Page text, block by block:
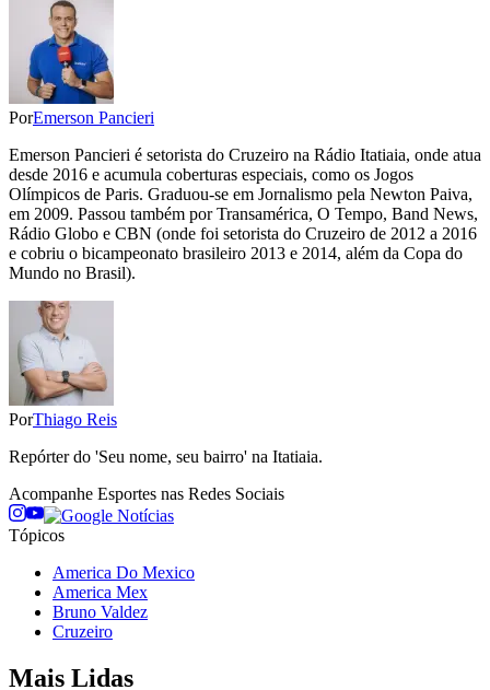
PorEmerson Pancieri
Emerson Pancieri é setorista do Cruzeiro na Rádio Itatiaia, onde atua
desde 2016 e acumula coberturas especiais, como os Jogos
Olímpicos de Paris. Graduou-se em Jornalismo pela Newton Paiva,
em 2009. Passou também por Transamérica, O Tempo, Band News,
Rádio Globo e CBN (onde foi setorista do Cruzeiro de 2012 a 2016
e cobriu o bicampeonato brasileiro 2013 e 2014, além da Copa do
Mundo no Brasil).
PorThiago Reis
Repórter do 'Seu nome, seu bairro' na Itatiaia.
Acompanhe Esportes nas Redes Sociais
Tópicos
America Do Mexico
America Mex
Bruno Valdez
Cruzeiro
Mais Lidas